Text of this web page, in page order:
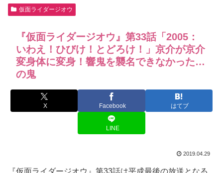
仮面ライダージオウ
『仮面ライダージオウ』第33話「2005：
いわえ！ひびけ！とどろけ！」京介が京介
変身体に変身！響鬼を襲名できなかった…
の鬼
X Facebook はてブ
LINE
2019.04.29
『仮面ライダージオウ』第33話は平成最後の放送となる